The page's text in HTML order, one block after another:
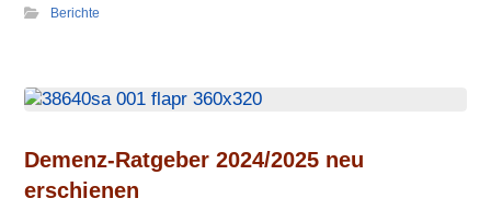
Berichte
Demenz-Ratgeber 2024/2025 neu
erschienen